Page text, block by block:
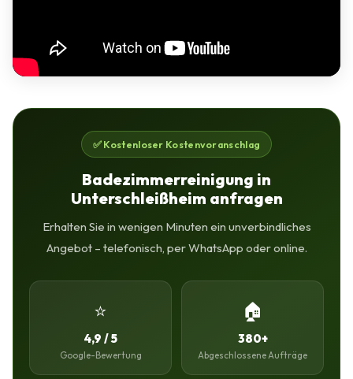
✅ Kostenloser Kostenvoranschlag
Badezimmerreinigung in
Unterschleißheim anfragen
Erhalten Sie in wenigen Minuten ein unverbindliches
Angebot – telefonisch, per WhatsApp oder online.
⭐
4,9 / 5
Google-Bewertung
🏠
380+
Abgeschlossene Aufträge